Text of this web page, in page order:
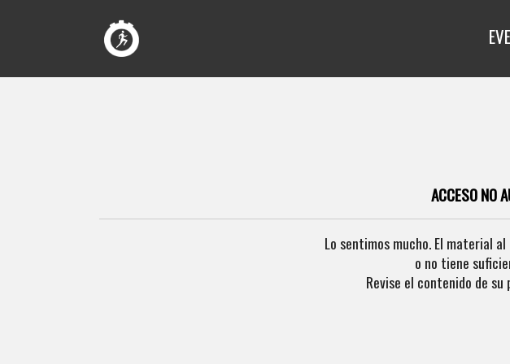
ACCESO NO
Lo sentimos mucho. El material
o no tiene
Revise el contenido de